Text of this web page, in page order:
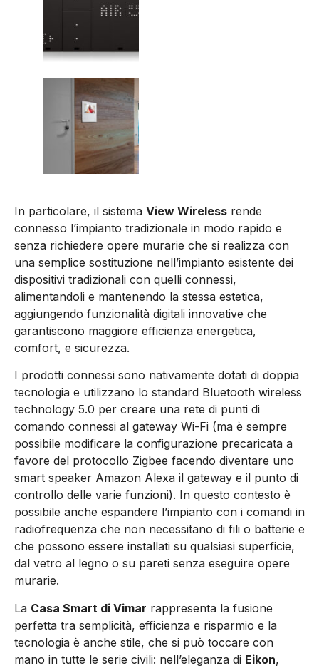
In particolare, il sistema View Wireless rende
connesso l’impianto tradizionale in modo rapido e
senza richiedere opere murarie che si realizza con
una semplice sostituzione nell’impianto esistente dei
dispositivi tradizionali con quelli connessi,
alimentandoli e mantenendo la stessa estetica,
aggiungendo funzionalità digitali innovative che
garantiscono maggiore efficienza energetica,
comfort, e sicurezza.
I prodotti connessi sono nativamente dotati di doppia
tecnologia e utilizzano lo standard Bluetooth wireless
technology 5.0 per creare una rete di punti di
comando connessi al gateway Wi-Fi (ma è sempre
possibile modificare la configurazione precaricata a
favore del protocollo Zigbee facendo diventare uno
smart speaker Amazon Alexa il gateway e il punto di
controllo delle varie funzioni). In questo contesto è
possibile anche espandere l’impianto con i comandi in
radiofrequenza che non necessitano di fili o batterie e
che possono essere installati su qualsiasi superficie,
dal vetro al legno o su pareti senza eseguire opere
murarie.
La Casa Smart di Vimar rappresenta la fusione
perfetta tra semplicità, efficienza e risparmio e la
tecnologia è anche stile, che si può toccare con
mano in tutte le serie civili: nell’eleganza di Eikon,